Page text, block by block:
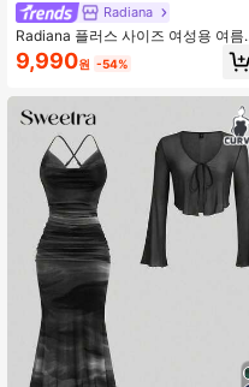
Radiana
Radiana 플러스 사이즈 여성용 여름
패션 캐주얼 섹시 비치 휴가 스타일 그
라데이션 컬러 백리스 홀터넥 엘라스
9,990원 -54%